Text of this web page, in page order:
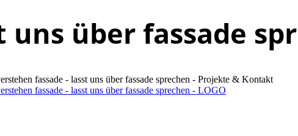
uns über fassade